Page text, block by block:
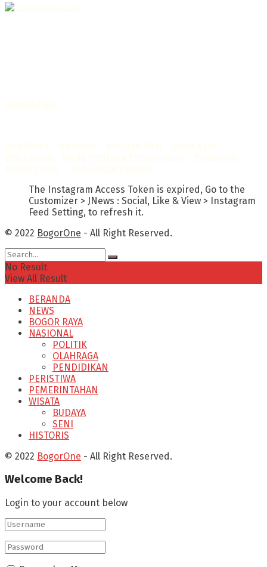
The Instagram Access Token is expired, Go to the
Customizer > JNews : Social, Like & View > Instagram
Feed Setting, to refresh it.
© 2022 BogorOne - All Right Reserved.
No Result
View All Result
BERANDA
NEWS
BOGOR RAYA
NASIONAL
POLITIK
OLAHRAGA
PENDIDIKAN
PERISTIWA
PEMERINTAHAN
WISATA
BUDAYA
SENI
HISTORIS
© 2022 BogorOne - All Right Reserved.
Welcome Back!
Login to your account below